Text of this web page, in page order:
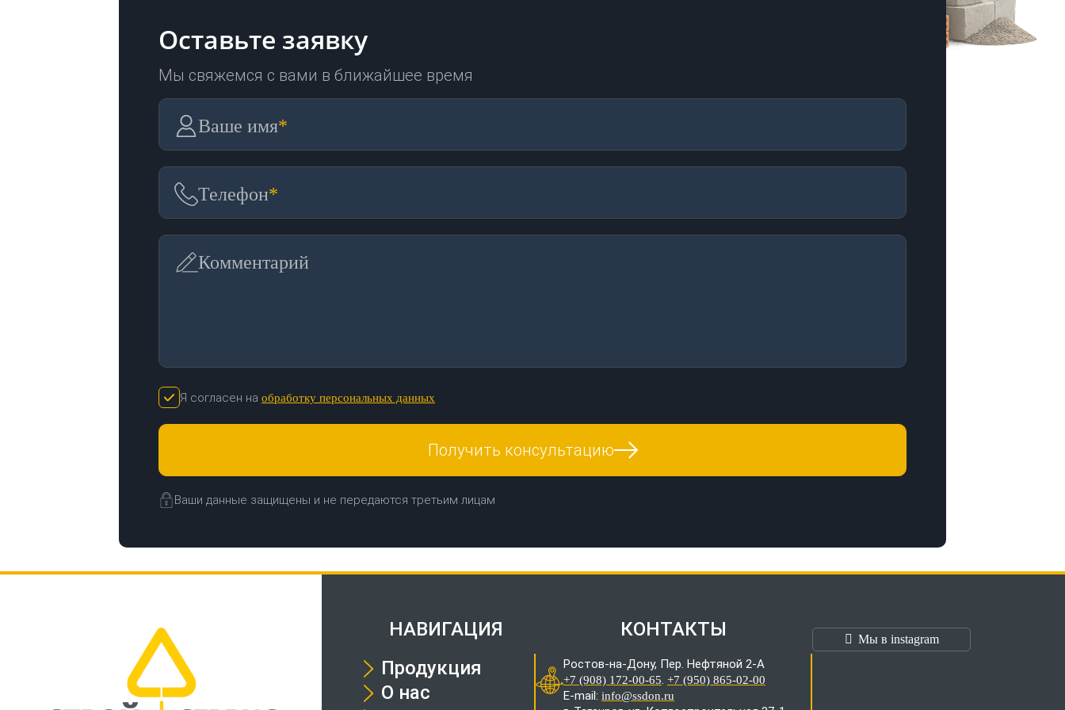
Оставьте заявку
Мы свяжемся с вами в ближайшее время
Ваше имя*
Телефон*
Комментарий
Я согласен на обработку персональных данных
Получить консультацию
Ваши данные защищены и не передаются третьим лицам
НАВИГАЦИЯ
Продукция
О нас
КОНТАКТЫ
Ростов-на-Дону, Пер. Нефтяной 2-А
+7 (908) 172-00-65. +7 (950) 865-02-00
E-mail: info@ssdon.ru
Мы в instagram